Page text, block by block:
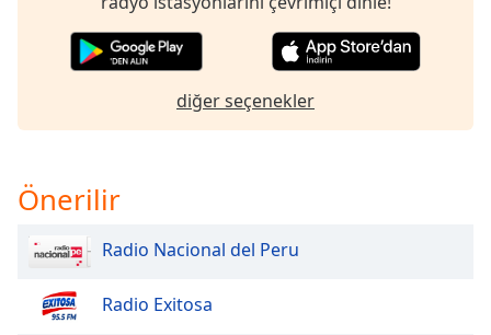
Style
Font
Family
diğer seçenekler
Önerilir
Radio Nacional del Peru
Radio Exitosa